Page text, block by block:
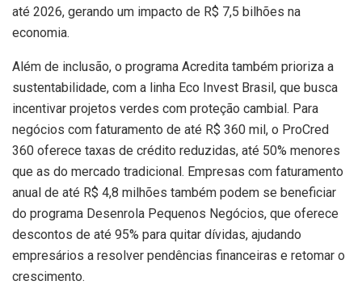
até 2026, gerando um impacto de R$ 7,5 bilhões na
economia.
Além de inclusão, o programa Acredita também prioriza a
sustentabilidade, com a linha Eco Invest Brasil, que busca
incentivar projetos verdes com proteção cambial. Para
negócios com faturamento de até R$ 360 mil, o ProCred
360 oferece taxas de crédito reduzidas, até 50% menores
que as do mercado tradicional. Empresas com faturamento
anual de até R$ 4,8 milhões também podem se beneficiar
do programa Desenrola Pequenos Negócios, que oferece
descontos de até 95% para quitar dívidas, ajudando
empresários a resolver pendências financeiras e retomar o
crescimento.